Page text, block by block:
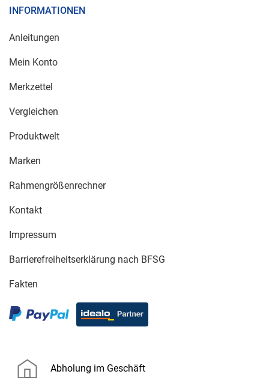
INFORMATIONEN
Anleitungen
Mein Konto
Merkzettel
Vergleichen
Produktwelt
Marken
Rahmengrößenrechner
Kontakt
Impressum
Barrierefreiheitserklärung nach BFSG
Fakten
Abholung im Geschäft